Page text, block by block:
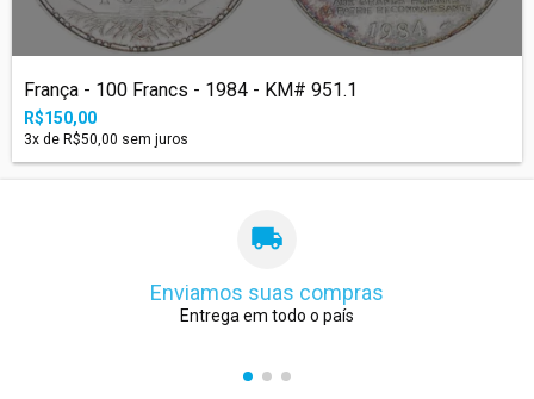
França - 100 Francs - 1984 - KM# 951.1
R$150,00
3x de R$50,00 sem juros
Enviamos suas compras
Entrega em todo o país